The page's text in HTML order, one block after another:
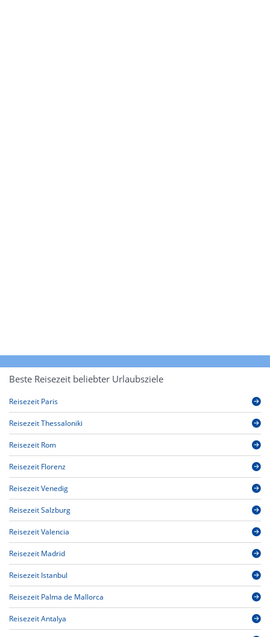
Beste Reisezeit beliebter Urlaubsziele
Reisezeit Paris
Reisezeit Thessaloniki
Reisezeit Rom
Reisezeit Florenz
Reisezeit Venedig
Reisezeit Salzburg
Reisezeit Valencia
Reisezeit Madrid
Reisezeit Istanbul
Reisezeit Palma de Mallorca
Reisezeit Antalya